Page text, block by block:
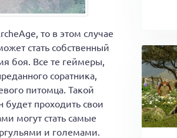
то в этом случае
стать собственный
боя. Все те геймеры,
соратника,
питомца. Такой
проходить свои
могут стать самые
и големами.